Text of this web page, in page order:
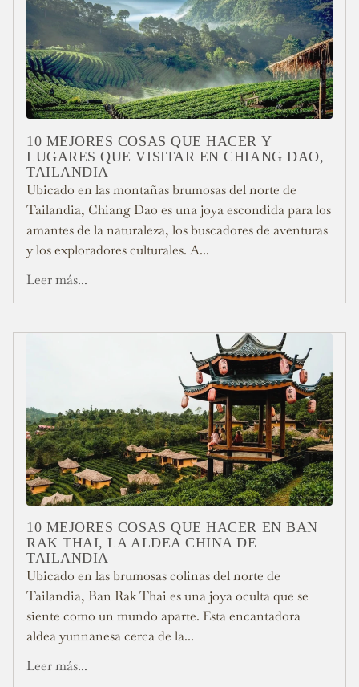
10 MEJORES COSAS QUE HACER Y
LUGARES QUE VISITAR EN CHIANG DAO,
TAILANDIA
Ubicado en las montañas brumosas del norte de
Tailandia, Chiang Dao es una joya escondida para los
amantes de la naturaleza, los buscadores de aventuras
y los exploradores culturales. A...
Leer más...
10 MEJORES COSAS QUE HACER EN BAN
RAK THAI, LA ALDEA CHINA DE
TAILANDIA
Ubicado en las brumosas colinas del norte de
Tailandia, Ban Rak Thai es una joya oculta que se
siente como un mundo aparte. Esta encantadora
aldea yunnanesa cerca de la...
Leer más...